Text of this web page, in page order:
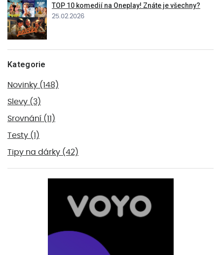
TOP 10 komedií na Oneplay! Znáte je všechny?
25.02.2026
Kategorie
Novinky (148)
Slevy (3)
Srovnání (11)
Testy (1)
Tipy na dárky (42)